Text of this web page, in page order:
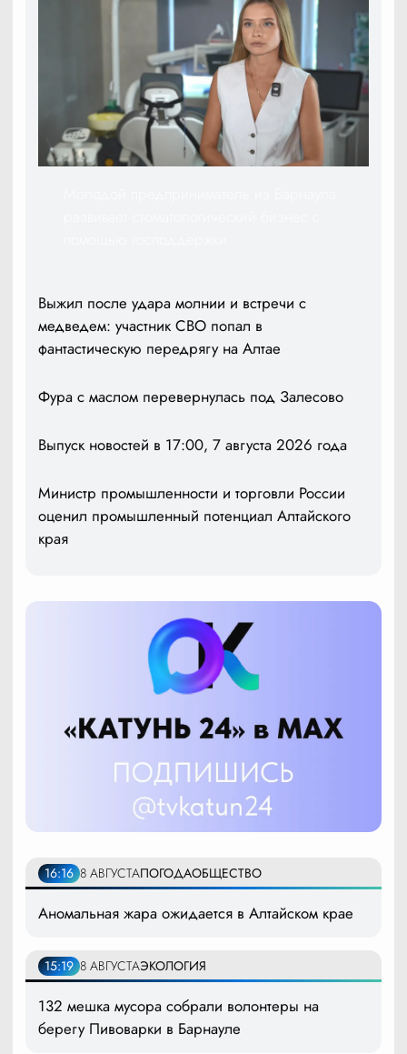
Выжил после удара молнии и встречи с
медведем: участник СВО попал в
фантастическую передрягу на Алтае
Фура с маслом перевернулась под Залесово
Выпуск новостей в 17:00, 7 августа 2026 года
Министр промышленности и торговли России
оценил промышленный потенциал Алтайского
края
16:16 8 АВГУСТАПОГОДАОБЩЕСТВО
Аномальная жара ожидается в Алтайском крае
15:19 8 АВГУСТАЭКОЛОГИЯ
132 мешка мусора собрали волонтеры на
берегу Пивоварки в Барнауле